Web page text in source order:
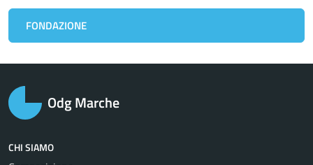
FONDAZIONE
Odg Marche
CHI SIAMO